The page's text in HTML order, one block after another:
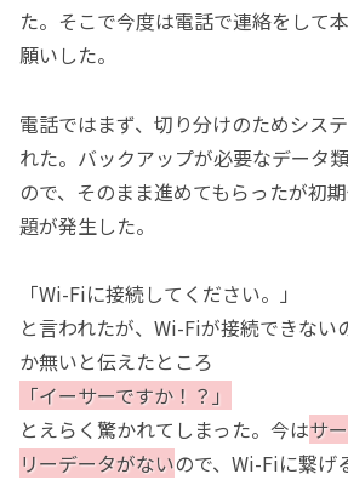
た。そこで今度は電話で連絡をして
願いした。
電話ではまず、切り分けのためシス
れた。バックアップが必要なデータ
ので、そのまま進めてもらったが初
題が発生した。
「Wi-Fiに接続してください。」
と言われたが、Wi-Fiが接続できない
か無いと伝えたところ
「イーサーですか！？」
とえらく驚かれてしまった。今はサ
リーデータがないので、Wi-Fiに繋げ